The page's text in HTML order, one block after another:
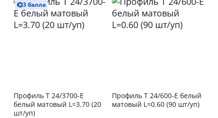
3 балла
Профиль T 24/3700-E
белый матовый L=3.70 (20
шт/уп)
Профиль T 24/600-E белый
матовый L=0.60 (90 шт/уп)